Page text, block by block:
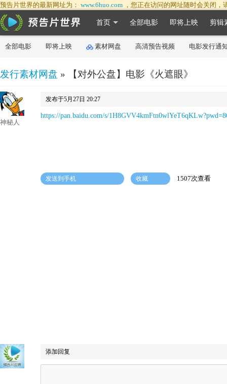
预告片世界的最新网址为： www.6huo.com ，您正在访问的网址随时会关闭
首页 全部电影 即将上映 剪辑
全部电影 即将上映 素材网盘 高清预告视频 电影发行通
发行素材网盘 » 【对外公盘】电影《火遮眼》
神秘人
发布于5月27日 20:27
https://pan.baidu.com/s/
发送到手机 收藏 1507次查看
添加回复